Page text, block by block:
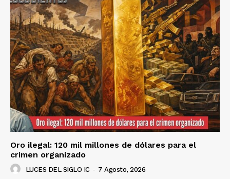
Oro ilegal: 120 mil millones de dólares para el
crimen organizado
LUCES DEL SIGLO IC - 7 Agosto, 2026